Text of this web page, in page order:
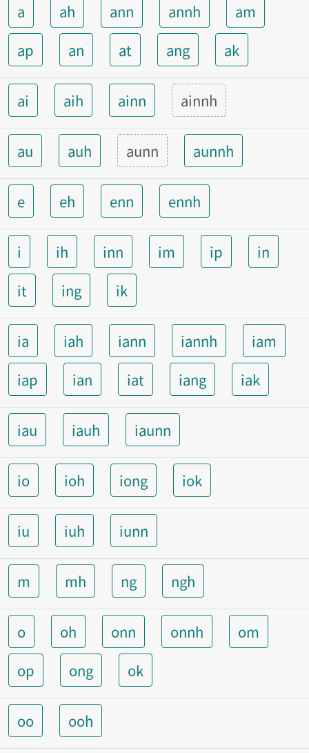
a ah ann annh
am
ap
an at ang ak
ai aih ainn ainnh
au auh aunn aunnh
e eh enn ennh
i ih inn im ip
in
it
ing ik
ia iah iann iannh
iam
iap
ian iat iang iak
iau iauh iaunn
io ioh iong iok
iu iuh iunn
m mh ng ngh
o oh onn onnh
om
op
ong ok
oo ooh